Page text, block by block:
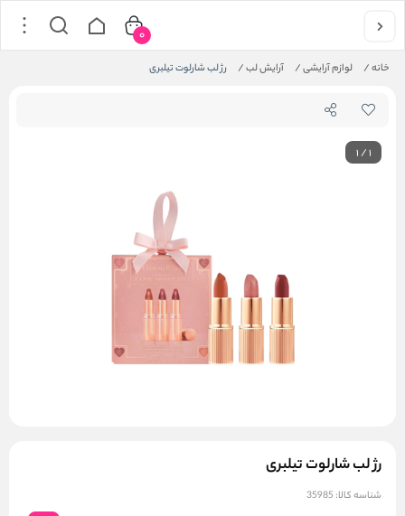
خانه/ لوازم آرایشی/ آرایش لب/ رژ لب شارلوت تیلبری
0
1/1
رژ لب شارلوت تیلبری
شناسه کالا: 35985